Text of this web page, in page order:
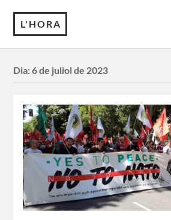
L'HORA
Dia:6 de juliol de 2023